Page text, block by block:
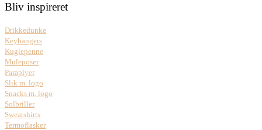
Bliv inspireret
Drikkedunke
Keyhangers
Kuglepenne
Muleposer
Paraplyer
Slik m. logo
Snacks m. logo
Solbriller
Sweatshirts
Termoflasker